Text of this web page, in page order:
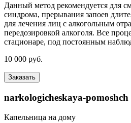
Данный метод рекомендуется для
синдрома, прерывания запоев
для лечения лиц с алкогольным
передозировкой алкоголя. Все
стационаре, под постоянным
10 000 руб.
Заказать
narkologicheskaya-pomoshch
Капельница на дому